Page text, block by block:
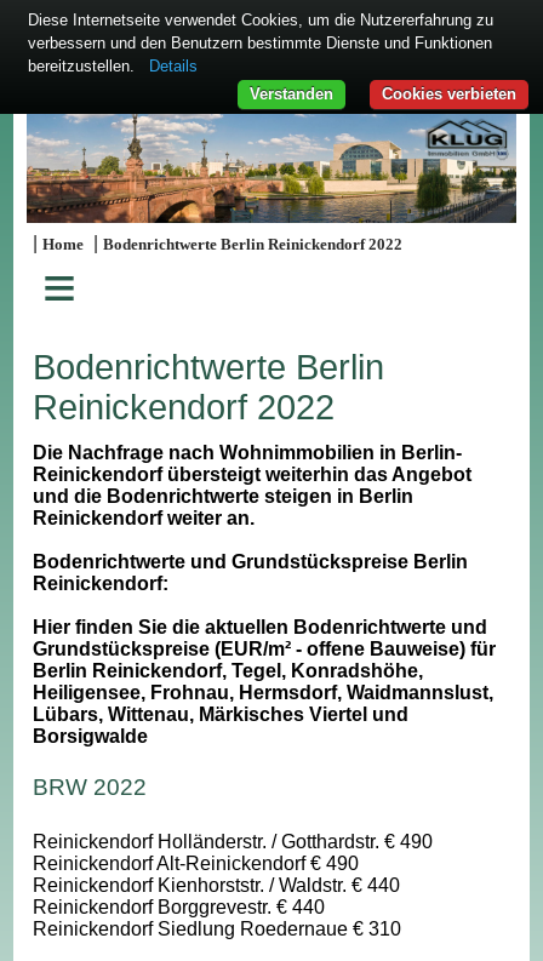
|Home |Bodenrichtwerte Berlin Reinickendorf 2022
≡
Bodenrichtwerte Berlin
Reinickendorf 2022
Die Nachfrage nach Wohnimmobilien in Berlin-
Reinickendorf übersteigt weiterhin das Angebot
und die Bodenrichtwerte steigen in Berlin
Reinickendorf weiter an.
Bodenrichtwerte und Grundstückspreise Berlin
Reinickendorf:
Hier finden Sie die aktuellen Bodenrichtwerte und
Grundstückspreise (EUR/m² - offene Bauweise) für
Berlin Reinickendorf, Tegel, Konradshöhe,
Heiligensee, Frohnau, Hermsdorf, Waidmannslust,
Lübars, Wittenau, Märkisches Viertel und
Borsigwalde
BRW 2022
Reinickendorf Holländerstr. / Gotthardstr. € 490
Reinickendorf Alt-Reinickendorf € 490
Reinickendorf Kienhorststr. / Waldstr. € 440
Reinickendorf Borggrevestr. € 440
Reinickendorf Siedlung Roedernaue € 310
Diese Internetseite verwendet Cookies, um die Nutzererfahrung zu
verbessern und den Benutzern bestimmte Dienste und Funktionen
bereitzustellen.
Details
Cookies verbieten
Verstanden